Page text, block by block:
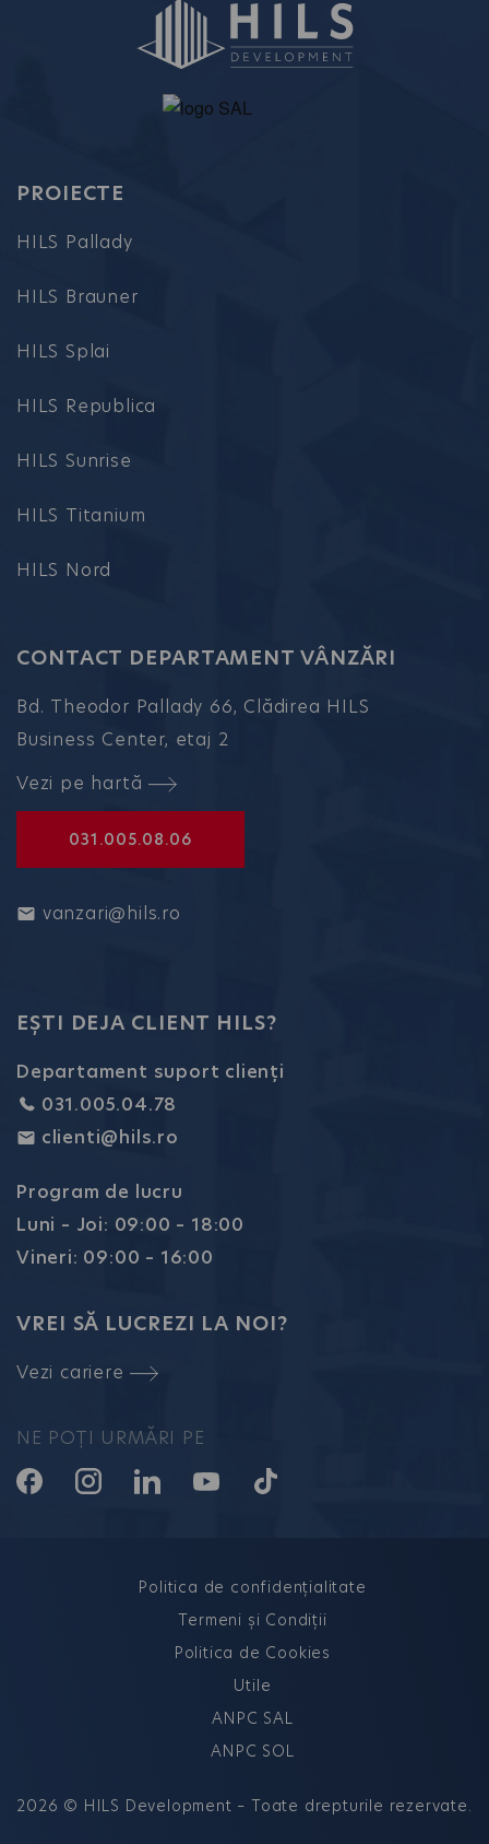
PROIECTE
HILS Pallady
HILS Brauner
HILS Splai
HILS Republica
HILS Sunrise
HILS Titanium
HILS Nord
CONTACT DEPARTAMENT VÂNZĂRI
Bd. Theodor Pallady 66, Clădirea HILS
Business Center, etaj 2
Vezi pe hartă
031.005.08.06
vanzari@hils.ro
EȘTI DEJA CLIENT HILS?
Departament suport clienți
031.005.04.78
clienti@hils.ro
Program de lucru
Luni – Joi: 09:00 – 18:00
Vineri: 09:00 – 16:00
VREI SĂ LUCREZI LA NOI?
Vezi cariere
NE POȚI URMĂRI PE
2026 © HILS Development – Toate drepturile rezervate.
Politica de confidențialitate
Termeni și Condiții
Politica de Cookies
Utile
ANPC SAL
ANPC SOL